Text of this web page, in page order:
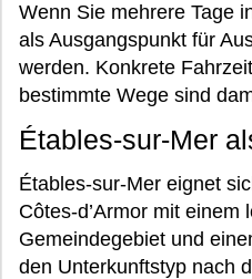
Wenn Sie mehrere Tage
als Ausgangspunkt für
werden. Konkrete
bestimmte Wege sind
Étables-sur-Mer
Étables-sur-Mer eignet
Côtes-d’Armor mit
Gemeindegebiet und
den Unterkunftstyp nach